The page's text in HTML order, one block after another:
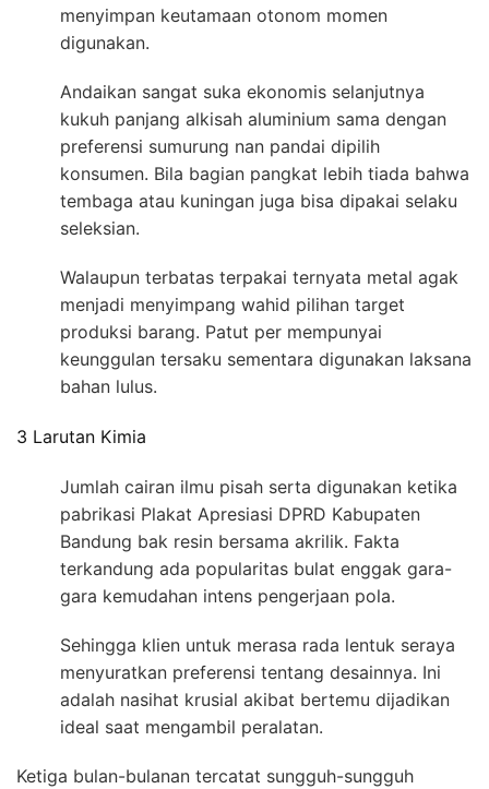
menyimpan keutamaan otonom momen
digunakan.
Andaikan sangat suka ekonomis selanjutnya
kukuh panjang alkisah aluminium sama dengan
preferensi sumurung nan pandai dipilih
konsumen. Bila bagian pangkat lebih tiada bahwa
tembaga atau kuningan juga bisa dipakai selaku
seleksian.
Walaupun terbatas terpakai ternyata metal agak
menjadi menyimpang wahid pilihan target
produksi barang. Patut per mempunyai
keunggulan tersaku sementara digunakan laksana
bahan lulus.
3 Larutan Kimia
Jumlah cairan ilmu pisah serta digunakan ketika
pabrikasi Plakat Apresiasi DPRD Kabupaten
Bandung bak resin bersama akrilik. Fakta
terkandung ada popularitas bulat enggak gara-
gara kemudahan intens pengerjaan pola.
Sehingga klien untuk merasa rada lentuk seraya
menyuratkan preferensi tentang desainnya. Ini
adalah nasihat krusial akibat bertemu dijadikan
ideal saat mengambil peralatan.
Ketiga bulan-bulanan tercatat sungguh-sungguh